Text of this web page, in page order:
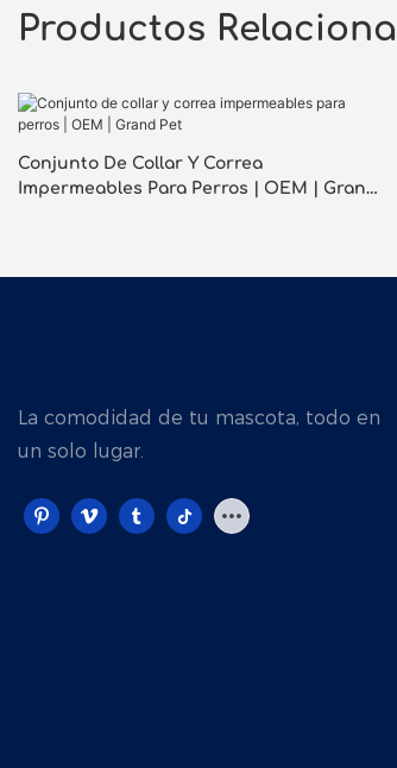
Productos
Conjunto De Collar Y Correa
Impermeables Para Perros | OEM | Grand
La comodidad de tu mascota, todo en
un solo lugar.